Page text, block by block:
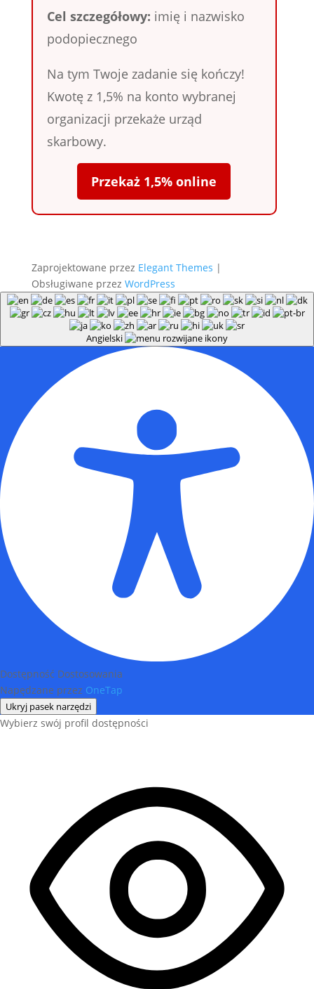
Cel szczegółowy: imię i nazwisko
podopiecznego
Na tym Twoje zadanie się kończy!
Kwotę z 1,5% na konto wybranej
organizacji przekaże urząd
skarbowy.
Przekaż 1,5% online
Zaprojektowane przez Elegant Themes |
Obsługiwane przez WordPress
Angielski
Dostępność Dostosowania
Napędzane przez OneTap
Ukryj pasek narzędzi
Wybierz swój profil dostępności